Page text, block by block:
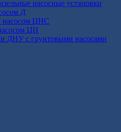
насосные установки
Д
ЦНС
ЦН
ДНУ с грунтовыми насосами